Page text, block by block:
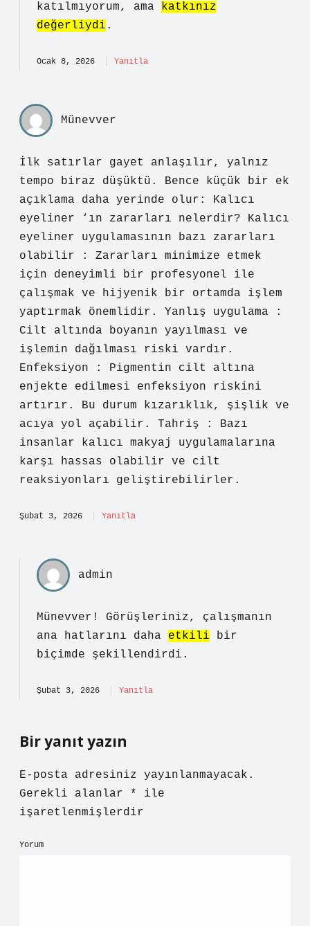
katılmıyorum, ama katkınız
değerliydi .
Ocak 8, 2026 Yanıtla
Münevver
İlk satırlar gayet anlaşılır, yalnız
tempo biraz düşüktü. Bence küçük bir ek
açıklama daha yerinde olur: Kalıcı
eyeliner ‘ın zararları nelerdir? Kalıcı
eyeliner uygulamasının bazı zararları
olabilir : Zararları minimize etmek
için deneyimli bir profesyonel ile
çalışmak ve hijyenik bir ortamda işlem
yaptırmak önemlidir. Yanlış uygulama :
Cilt altında boyanın yayılması ve
işlemin dağılması riski vardır.
Enfeksiyon : Pigmentin cilt altına
enjekte edilmesi enfeksiyon riskini
artırır. Bu durum kızarıklık, şişlik ve
acıya yol açabilir. Tahriş : Bazı
insanlar kalıcı makyaj uygulamalarına
karşı hassas olabilir ve cilt
reaksiyonları geliştirebilirler.
Şubat 3, 2026 Yanıtla
admin
Münevver! Görüşleriniz, çalışmanın
ana hatlarını daha etkili bir
biçimde şekillendirdi.
Şubat 3, 2026 Yanıtla
Bir yanıt yazın
E-posta adresiniz yayınlanmayacak.
Gerekli alanlar
*
ile
işaretlenmişlerdir
Yorum